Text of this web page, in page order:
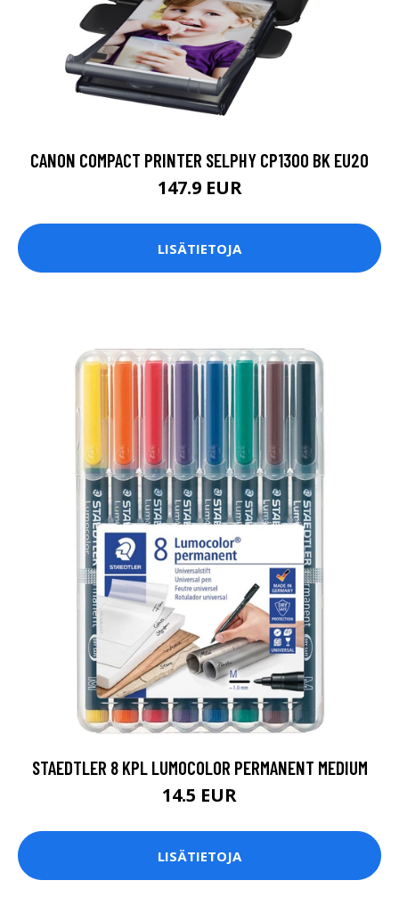
CANON COMPACT PRINTER SELPHY CP1300 BK EU20
147.9 EUR
LISÄTIETOJA
STAEDTLER 8 KPL LUMOCOLOR PERMANENT MEDIUM
14.5 EUR
LISÄTIETOJA